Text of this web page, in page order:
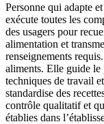
Personne qui adapte
exécute toutes les
des usagers pour
alimentation et
renseignements
aliments. Elle guide le
techniques de travail
standardise des
contrôle qualitatif et
établies dans